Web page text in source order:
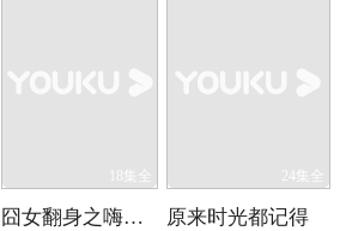
18集全
囧女翻身之嗨如花 第一季
24集全
原来时光都记得